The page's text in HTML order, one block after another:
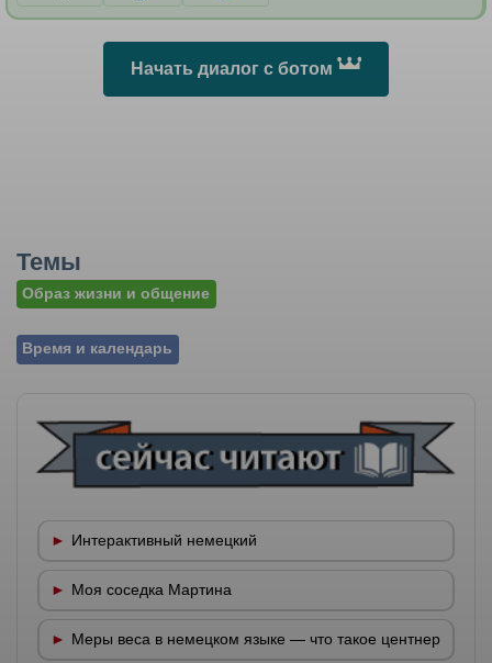
Начать диалог с ботом
Темы
Образ жизни и общение
Время и календарь
Интерактивный немецкий
Моя соседка Мартина
Меры веса в немецком языке — что такое центнер